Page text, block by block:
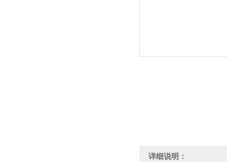
详细说明：